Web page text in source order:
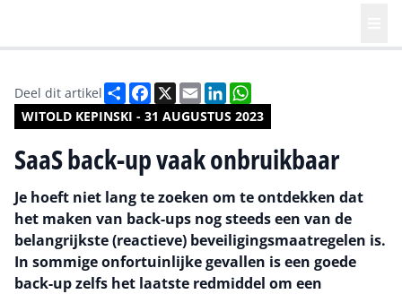
WITOLD KEPINSKI - 31 AUGUSTUS 2023
Deel dit artikel DeelFacebook
X EmailLinkedIn
SaaS back-up vaak onbruikbaar
Je hoeft niet lang te zoeken om te ontdekken dat
het maken van back-ups nog steeds een van de
belangrijkste (reactieve) beveiligingsmaatregelen is.
In sommige onfortuinlijke gevallen is een goede
back-up zelfs het laatste redmiddel om een